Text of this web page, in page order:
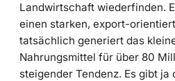
Landwirtschaft wiederfinden.
einen starken, export-
tatsächlich generiert das
Nahrungsmittel für über 80
steigender Tendenz. Es gibt ja